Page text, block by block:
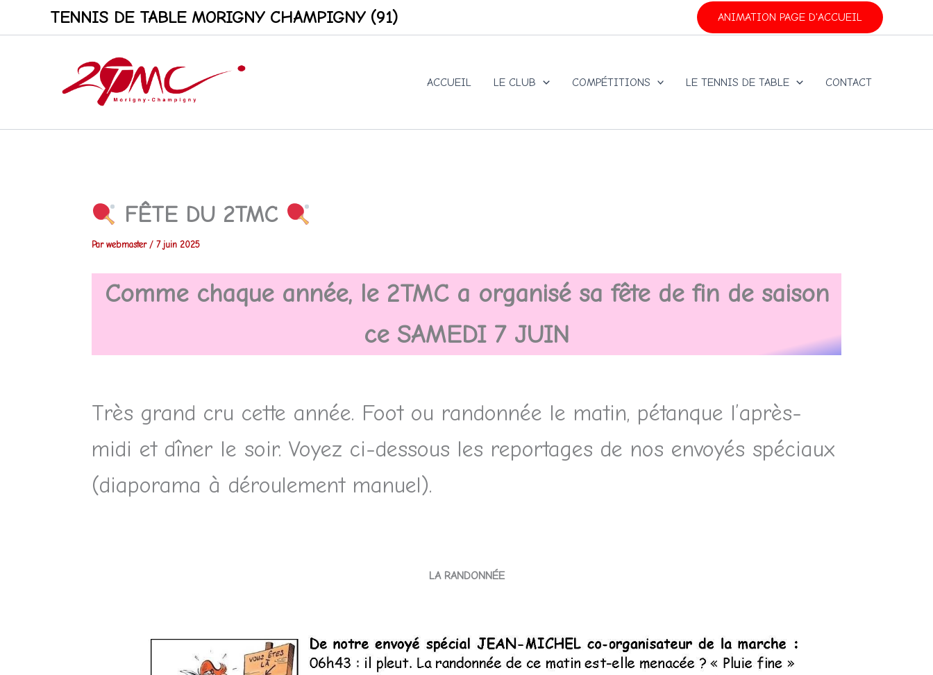
TENNIS DE TABLE MORIGNY CHAMPIGNY (91) ANIMATION PAGE D'ACCUEIL
ACCUEIL LE CLUB COMPÉTITIONS LE TENNIS DE TABLE CONTACT
FÊTE DU 2TMC
Par webmaster / 7 juin 2025
Comme chaque année, le 2TMC a organisé sa fête de fin de saison
ce SAMEDI 7 JUIN
Très grand cru cette année. Foot ou randonnée le matin, pétanque l’après-
midi et dîner le soir. Voyez ci-dessous les reportages de nos envoyés spéciaux
(diaporama à déroulement manuel).
LA RANDONNÉE